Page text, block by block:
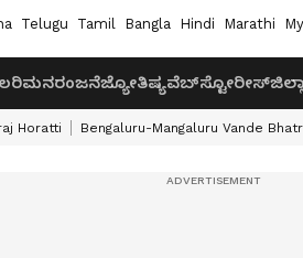
Telugu Tamil Bangla Hindi Marathi
ಮನರಂಜನೆಜ್ಯೋತಿಷ್ಯವೆಬ್‌ಸ್ಟೋರೀಸ್
Horatti Bengaluru-Mangaluru Vande